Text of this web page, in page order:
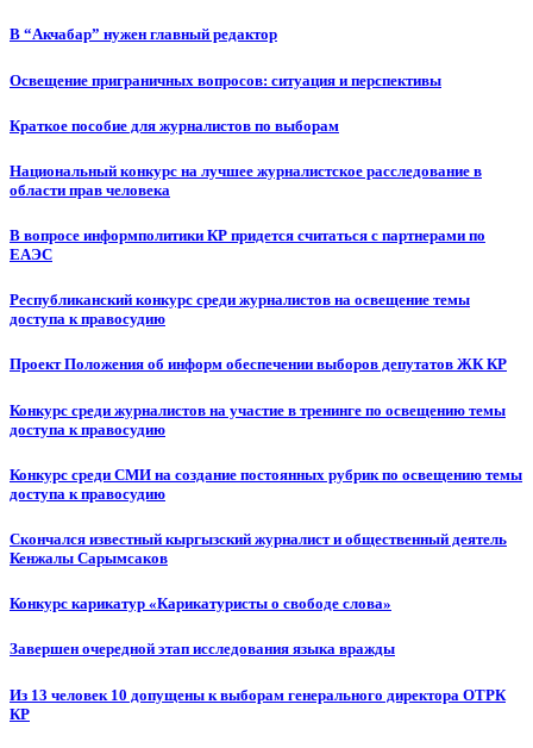
В “Акчабар” нужен главный редактор
Освещение приграничных вопросов: ситуация и перспективы
Краткое пособие для журналистов по выборам
Национальный конкурс на лучшее журналистское расследование в
области прав человека
В вопросе информполитики КР придется считаться с партнерами по
ЕАЭС
Республиканский конкурс среди журналистов на освещение темы
доступа к правосудию
Проект Положения об информ обеспечении выборов депутатов ЖК КР
Конкурс среди журналистов на участие в тренинге по освещению темы
доступа к правосудию
Конкурс среди СМИ на создание постоянных рубрик по освещению темы
доступа к правосудию
Скончался известный кыргызский журналист и общественный деятель
Кенжалы Сарымсаков
Конкурс карикатур «Карикатуристы о свободе слова»
Завершен очередной этап исследования языка вражды
Из 13 человек 10 допущены к выборам генерального директора ОТРК
КР